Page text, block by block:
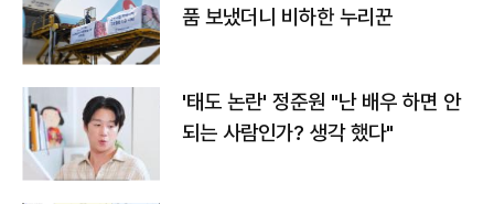
품 보냈더니 비하한 누리꾼
'태도 논란' 정준원 "난 배우 하면 안
되는 사람인가? 생각 했다"